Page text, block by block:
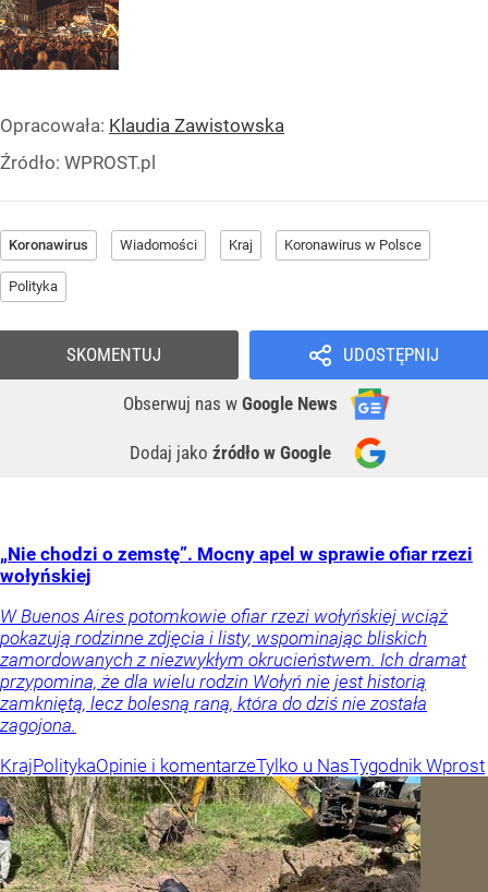
Opracowała: Klaudia Zawistowska
Źródło: WPROST.pl
Koronawirus Wiadomości Kraj Koronawirus w Polsce
Polityka
UDOSTĘPNIJ
Obserwuj nas w Google News
Dodaj jako źródło w Google
SKOMENTUJ
„Nie chodzi o zemstę”. Mocny apel w sprawie ofiar rzezi
wołyńskiej
W Buenos Aires potomkowie ofiar rzezi wołyńskiej wciąż
pokazują rodzinne zdjęcia i listy, wspominając bliskich
zamordowanych z niezwykłym okrucieństwem. Ich dramat
przypomina, że dla wielu rodzin Wołyń nie jest historią
zamkniętą, lecz bolesną raną, która do dziś nie została
zagojona.
KrajPolitykaOpinie i komentarzeTylko u NasTygodnik Wprost